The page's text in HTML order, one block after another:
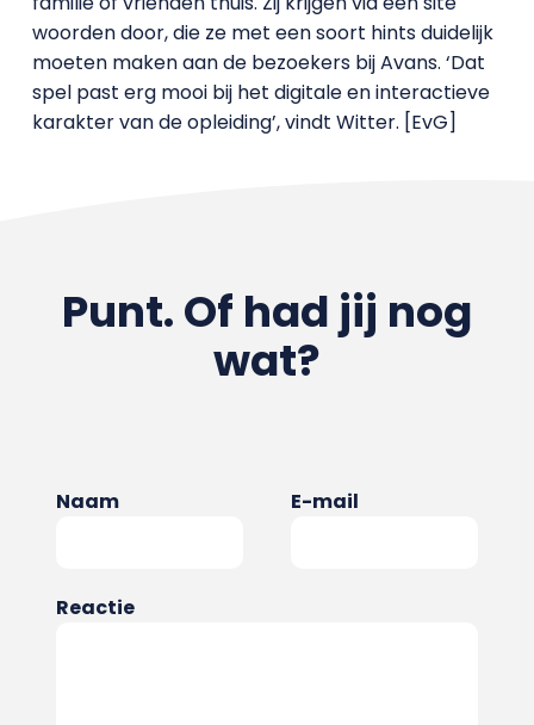
woorden door, die ze met een soort hints duidelijk
moeten maken aan de bezoekers bij Avans. ‘Dat
spel past erg mooi bij het digitale en interactieve
karakter van de opleiding’, vindt Witter. [EvG]
Punt. Of had jij nog
wat?
Naam E-mail
Reactie